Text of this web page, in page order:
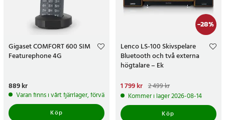
Gigaset COMFORT 600 SIM
Featurephone 4G
Pris:889 kr
889 kr
Varan finns i vårt fjärrlager, förväntas skickas inom 5-7 arbetsdagar
Köp
-28%
Lenco LS-100 Skivspelare
Bluetooth och två externa
högtalare – Ek
Nuvarande pris:
1 799 krTidigare pris:2 499 kr
1 799 kr 2 499 kr
Kommer i lager 2026-08-14
Köp